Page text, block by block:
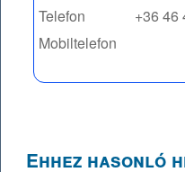
Telefon
+36 46
Mobiltelefon
Ehhez hasonló